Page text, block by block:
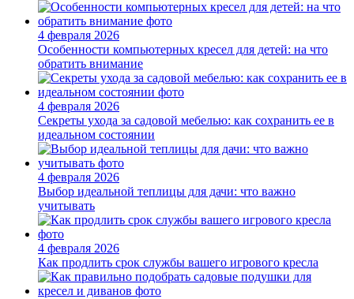
4 февраля 2026
Особенности компьютерных кресел для детей: на что
обратить внимание
4 февраля 2026
Секреты ухода за садовой мебелью: как сохранить ее в
идеальном состоянии
4 февраля 2026
Выбор идеальной теплицы для дачи: что важно
учитывать
4 февраля 2026
Как продлить срок службы вашего игрового кресла